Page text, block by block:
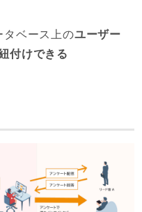
タベース上のユーザー
付けできる